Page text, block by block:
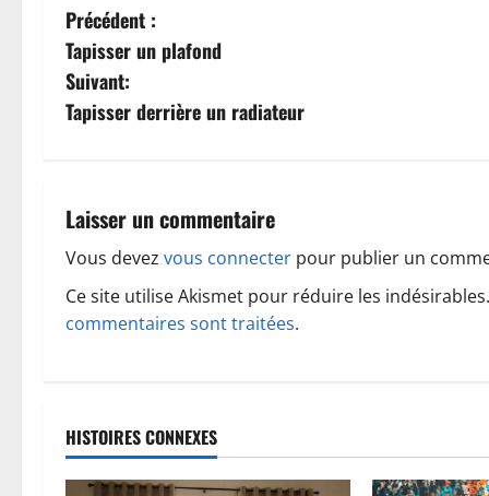
N
a
v
g
a
t
i
n
d
Précédent :
Tapisser un plafond
Suivant:
Tapisser derrière un radiateur
Laisser un commentaire
Vous devez vous connecter pour publier un
Ce site utilise Akismet pour réduire les indésirables.
commentaires sont traitées.
HISTOIRES CONNEXES